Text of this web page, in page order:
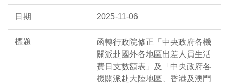
2025-11-06
函轉行政院修正「中央政府各機
關派赴國外各地區出差人員生活
費日支數額表」及「中央政府各
機關派赴大陸地區、香港及澳門